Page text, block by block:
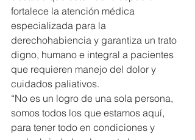
fortalece la atención médica
especializada para la
derechohabiencia y garantiza un trato
digno, humano e integral a pacientes
que requieren manejo del dolor y
cuidados paliativos.
“No es un logro de una sola persona,
somos todos los que estamos aquí,
para tener todo en condiciones y